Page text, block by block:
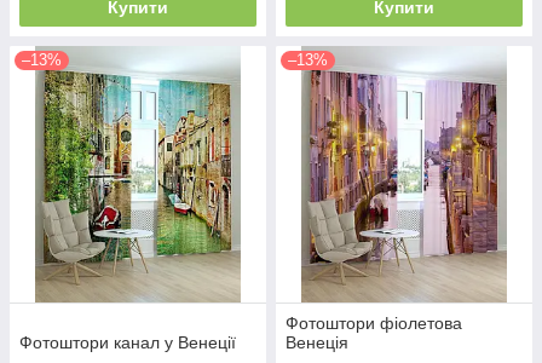
Купити Купити
–13%
Фотоштори канал у Венеції
–13%
Фотоштори фіолетова
Венеція